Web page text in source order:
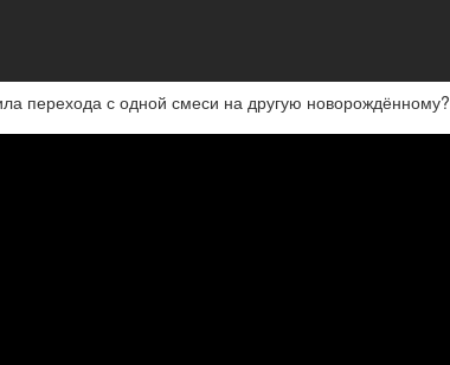
перехода с одной смеси на другую новорождённому?